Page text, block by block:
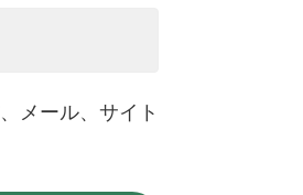
メール、サイト